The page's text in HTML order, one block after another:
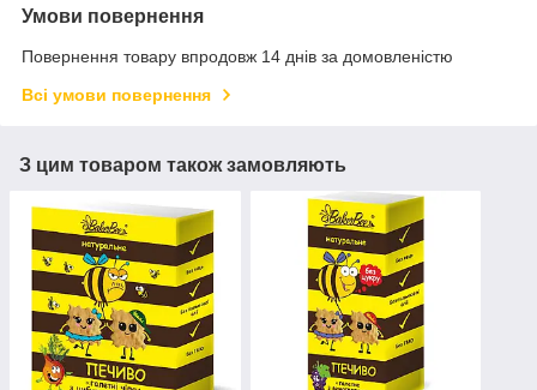
Умови повернення
Повернення товару впродовж 14 днів за домовленістю
Всі умови повернення
З цим товаром також замовляють